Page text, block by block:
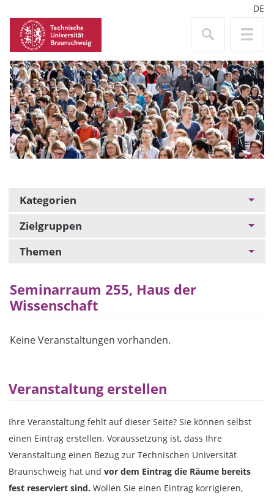
DE
Kategorien
Zielgruppen
Themen
Seminarraum 255, Haus der
Wissenschaft
Keine Veranstaltungen vorhanden.
Veranstaltung erstellen
Ihre Veranstaltung fehlt auf dieser Seite? Sie können selbst
einen Eintrag erstellen. Voraussetzung ist, dass Ihre
Veranstaltung einen Bezug zur Technischen Universität
Braunschweig hat undvor dem Eintrag die Räume bereits
fest reserviert sind. Wollen Sie einen Eintrag korrigieren,